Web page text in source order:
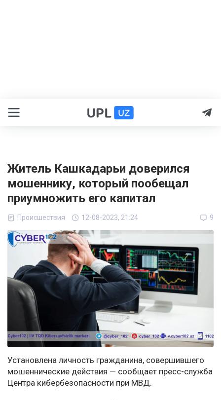
Житель Кашкадарьи доверился
мошеннику, который пообещал
приумножить его капитал
Происшествия 12-08-2023, 21:24 9
Установлена личность гражданина, совершившего
мошеннические действия — сообщает пресс-служба
Центра кибербезопасности при МВД.